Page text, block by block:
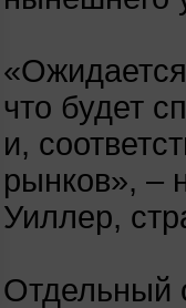
что будет
и,
рынков», –
Уиллер,
Отдельный